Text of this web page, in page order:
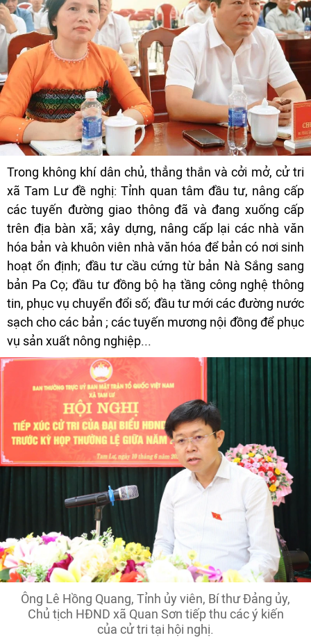
Trong không khí dân chủ, thẳng thắn và cởi mở, cử tri
xã Tam Lư đề nghị: Tỉnh quan tâm đầu tư, nâng cấp
các tuyến đường giao thông đã và đang xuống cấp
trên địa bàn xã; xây dựng, nâng cấp lại các nhà văn
hóa bản và khuôn viên nhà văn hóa để bản có nơi sinh
hoạt ổn định; đầu tư cầu cứng từ bản Nà Sắng sang
bản Pa Cọ; đầu tư đồng bộ hạ tầng công nghệ thông
tin, phục vụ chuyển đổi số; đầu tư mới các đường nước
sạch cho các bản ; các tuyến mương nội đồng để phục
vụ sản xuất nông nghiệp...
Ông Lê Hồng Quang, Tỉnh ủy viên, Bí thư Đảng ủy,
Chủ tịch HĐND xã Quan Sơn tiếp thu các ý kiến
của cử tri tại hội nghị.